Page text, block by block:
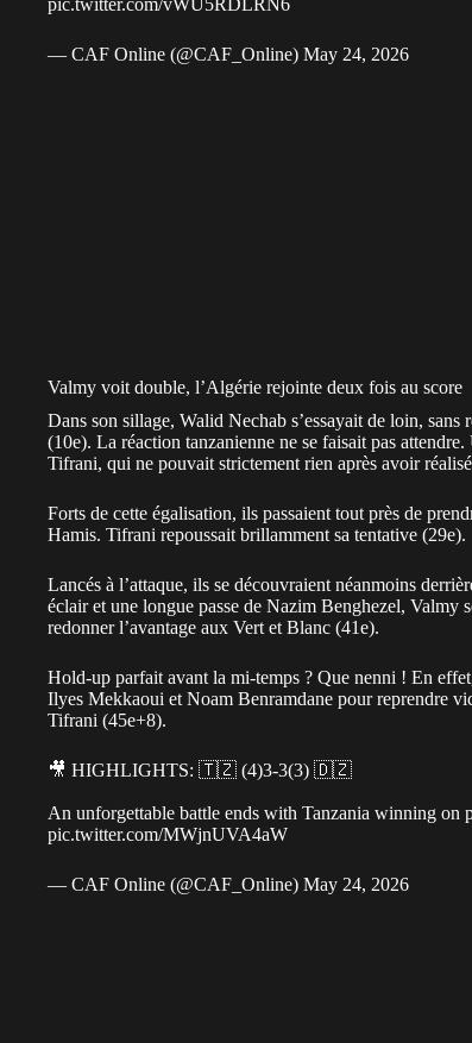
— CAF Online (@CAF_Online) May 24, 2026
Valmy voit double, l’Algérie rejointe deux fois au score
Dans son sillage, Walid Nechab s’essayait de loin,
(10e). La réaction tanzanienne ne se faisait pas
Tifrani, qui ne pouvait strictement rien après avoir
Forts de cette égalisation, ils passaient tout près de
Hamis. Tifrani repoussait brillamment sa tentative (29e).
Lancés à l’attaque, ils se découvraient néanmoins
éclair et une longue passe de Nazim Benghezel, Valmy
redonner l’avantage aux Vert et Blanc (41e).
Hold-up parfait avant la mi-temps ? Que nenni ! En
Ilyes Mekkaoui et Noam Benramdane pour reprendre
Tifrani (45e+8).
🎥 HIGHLIGHTS: 🇹🇿 (4)3-3(3) 🇩🇿
An unforgettable battle ends with Tanzania winning on
pic.twitter.com/MWjnUVA4aW
— CAF Online (@CAF_Online) May 24, 2026